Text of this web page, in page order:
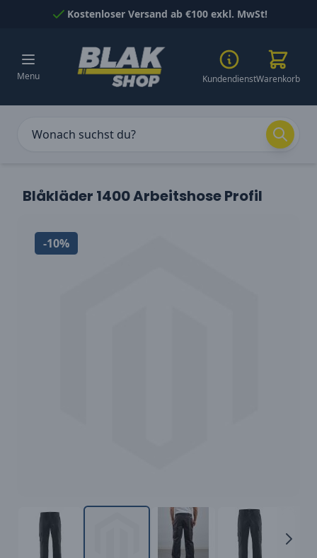
Skip to ContentKostenloser Versand ab €100 exkl. MwSt!
Menu KundendienstWarenkorb
Blåkläder 1400 Arbeitshose Profil
-10%